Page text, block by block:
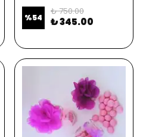
%54
₺ 750.00
₺ 345.00